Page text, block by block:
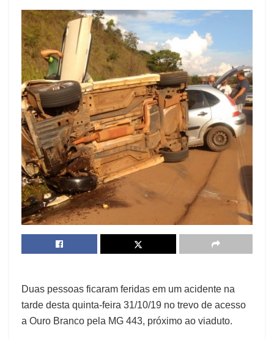
Duas pessoas ficaram feridas em um acidente na
tarde desta quinta-feira 31/10/19 no trevo de acesso
a Ouro Branco pela MG 443, próximo ao viaduto.